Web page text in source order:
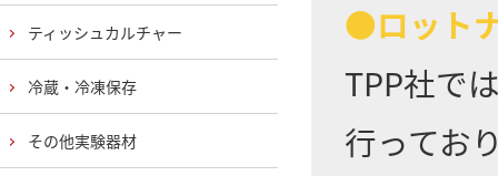
●ロット
TPP社で
行ってお
ティッシュカルチャー
冷蔵・冷凍保存
その他実験器材